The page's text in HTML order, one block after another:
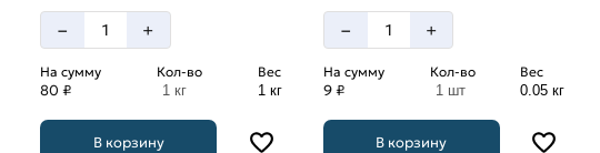
– +
На сумму
80 ₽
Кол-во
1 кг
Вес
1 кг
В корзину
– +
На сумму
9 ₽
Кол-во
1 шт
Вес
0.05 кг
В корзину